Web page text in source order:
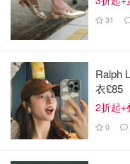
31
Ralph
衣£85
2折起+
0